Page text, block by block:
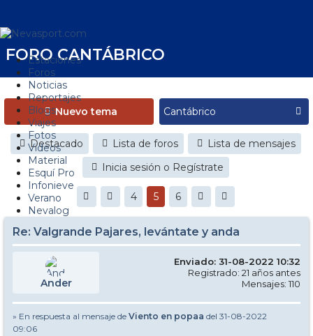
Estaciones
Foros
Noticias
Reportajes
Blogs
Viajes
Fotos
Videos
Material
Esquí Pro
Infonieve
Verano
Nevalog
FORO CANTÁBRICO
Nuevo tema
Destacado Lista de foros
Lista de mensajes
Inicia sesión o Regístrate
4 5 6
Re: Valgrande Pajares, levántate y anda
Ander
Enviado: 31-08-2022 10:32
Registrado: 21 años antes
Mensajes: 110
» En respuesta al mensaje de Viento en popaa del 31-08-2022
09:06